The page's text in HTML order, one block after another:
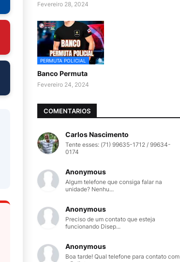
Fevereiro 28, 2024
PERMUTA POLICIAL
Banco Permuta
Fevereiro 24, 2024
COMENTARIOS
Carlos Nascimento
Tente esses: (71) 99635-1712 / 99634-
0174
Anonymous
Algum telefone que consiga falar na
unidade? Nenhu...
Anonymous
Preciso de um contato que esteja
funcionando Disep...
Anonymous
Boa tarde! Qual telefone para contato com